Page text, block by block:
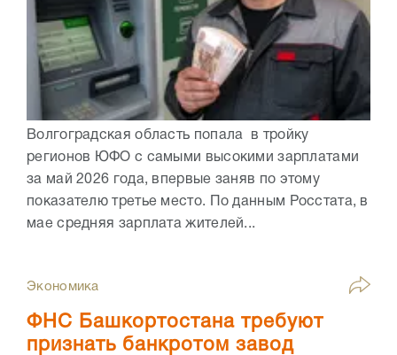
Волгоградская область попала в тройку
регионов ЮФО с самыми высокими зарплатами
за май 2026 года, впервые заняв по этому
показателю третье место. По данным Росстата, в
мае средняя зарплата жителей...
Экономика
ФНС Башкортостана требуют
признать банкротом завод